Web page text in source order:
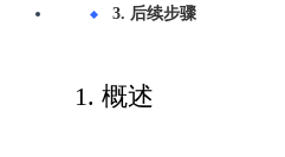
3. 后续步骤
1. 概述